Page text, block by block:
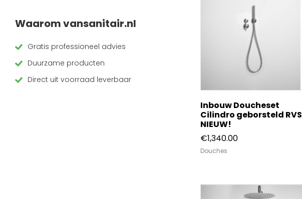
Verdeel/meng kranen
Wand kranen
Wastafel/waskom kranen
Waarom vansanitair.nl
Gratis professioneel advies
Duurzame producten
Direct uit voorraad leverbaar
Inbouw Doucheset
Cilindro geborsteld RVS
NIEUW!
€1,340.00
Douches